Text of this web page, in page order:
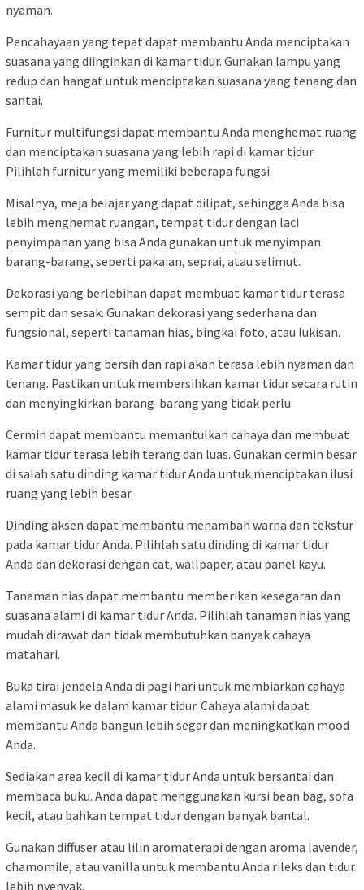
nyaman.
Pencahayaan yang tepat dapat membantu Anda menciptakan
suasana yang diinginkan di kamar tidur. Gunakan lampu yang
redup dan hangat untuk menciptakan suasana yang tenang dan
santai.
Furnitur multifungsi dapat membantu Anda menghemat ruang
dan menciptakan suasana yang lebih rapi di kamar tidur.
Pilihlah furnitur yang memiliki beberapa fungsi.
Misalnya, meja belajar yang dapat dilipat, sehingga Anda bisa
lebih menghemat ruangan, tempat tidur dengan laci
penyimpanan yang bisa Anda gunakan untuk menyimpan
barang-barang, seperti pakaian, seprai, atau selimut.
Dekorasi yang berlebihan dapat membuat kamar tidur terasa
sempit dan sesak. Gunakan dekorasi yang sederhana dan
fungsional, seperti tanaman hias, bingkai foto, atau lukisan.
Kamar tidur yang bersih dan rapi akan terasa lebih nyaman dan
tenang. Pastikan untuk membersihkan kamar tidur secara rutin
dan menyingkirkan barang-barang yang tidak perlu.
Cermin dapat membantu memantulkan cahaya dan membuat
kamar tidur terasa lebih terang dan luas. Gunakan cermin besar
di salah satu dinding kamar tidur Anda untuk menciptakan ilusi
ruang yang lebih besar.
Dinding aksen dapat membantu menambah warna dan tekstur
pada kamar tidur Anda. Pilihlah satu dinding di kamar tidur
Anda dan dekorasi dengan cat, wallpaper, atau panel kayu.
Tanaman hias dapat membantu memberikan kesegaran dan
suasana alami di kamar tidur Anda. Pilihlah tanaman hias yang
mudah dirawat dan tidak membutuhkan banyak cahaya
matahari.
Buka tirai jendela Anda di pagi hari untuk membiarkan cahaya
alami masuk ke dalam kamar tidur. Cahaya alami dapat
membantu Anda bangun lebih segar dan meningkatkan mood
Anda.
Sediakan area kecil di kamar tidur Anda untuk bersantai dan
membaca buku. Anda dapat menggunakan kursi bean bag, sofa
kecil, atau bahkan tempat tidur dengan banyak bantal.
Gunakan diffuser atau lilin aromaterapi dengan aroma lavender,
chamomile, atau vanilla untuk membantu Anda rileks dan tidur
lebih nyenyak.